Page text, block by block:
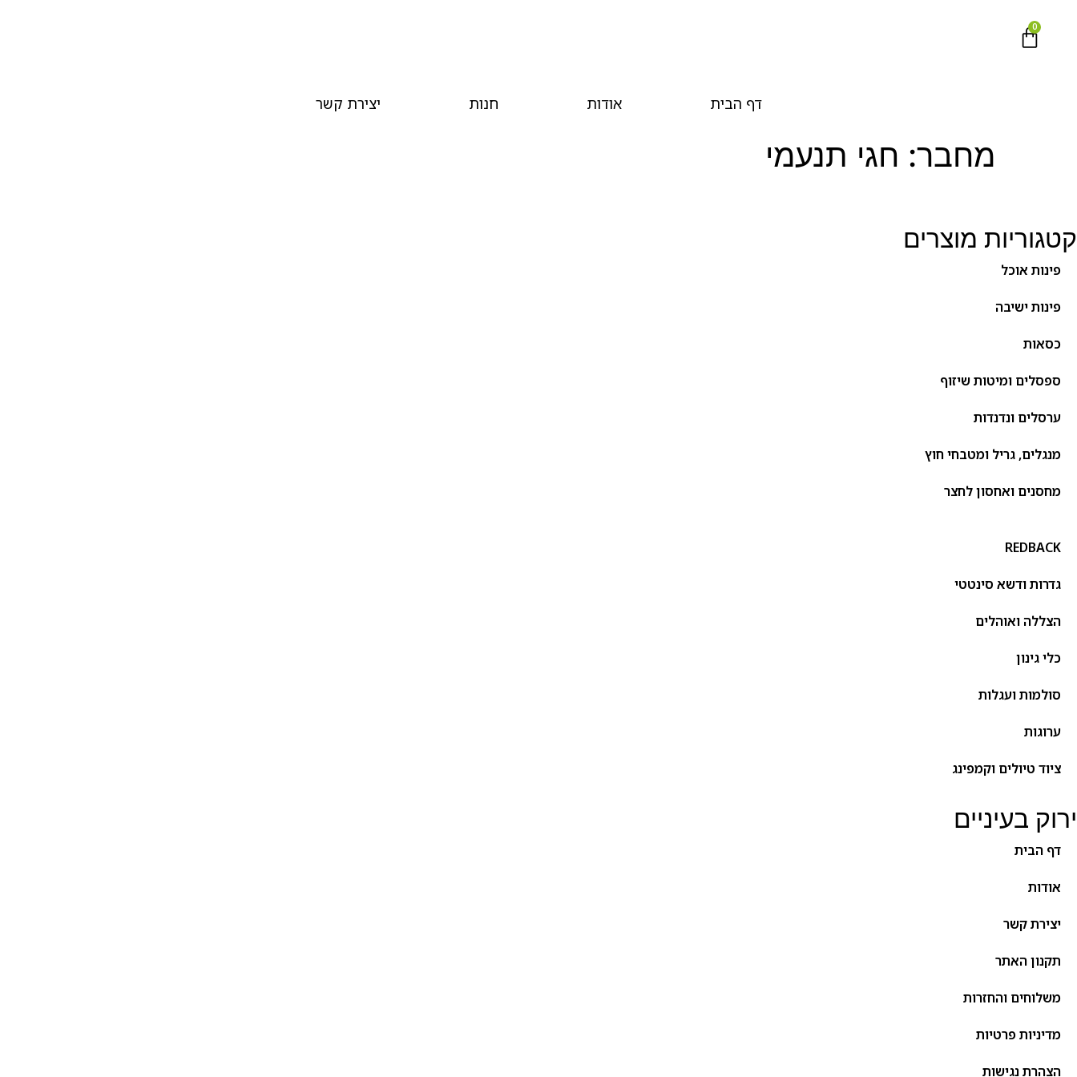
0
דף הבית אודות חנות יצירת קשר
מחבר: חגי תנעמי
קטגוריות מוצרים
פינות אוכל
פינות ישיבה
כסאות
ספסלים ומיטות שיזוף
ערסלים ונדנדות
מנגלים, גריל ומטבחי חוץ
מחסנים ואחסון לחצר
REDBACK
גדרות ודשא סינטטי
הצללה ואוהלים
כלי גינון
סולמות ועגלות
ערוגות
ציוד טיולים וקמפינג
ירוק בעיניים
דף הבית
אודות
יצירת קשר
תקנון האתר
משלוחים והחזרות
מדיניות פרטיות
הצהרת נגישות